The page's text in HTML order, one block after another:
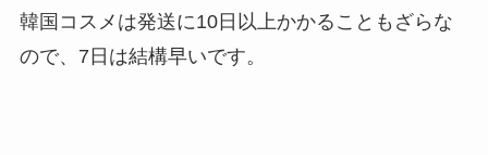
韓国コスメは発送に10日以上かかることもざらな
ので、7日は結構早いです。